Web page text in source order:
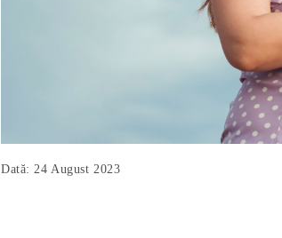
Dată: 24 August 2023